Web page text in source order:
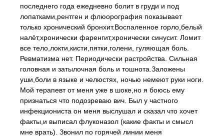
последнего года ежедневно болит в груди и под
лопатками,рентген и флюорография показывает
только хронический бронхит.Воспаленное горло,белый
налёт,хронически фаренгит,хронически синусит. Ломит
все тело,локти,кисти,пятки,голени, гуляющая боль.
Ревматизма нет. Периодически растройства. Сильная
головная и затылочная боль и тошнота.Заложены
уши,боли в языке и челюстях, ночью немеют руки ноги.
Мой терапевт от меня уже в шоке,но я боюсь ему
признаться что подозреваю вич. Был у частного
инфекциониста он меня выслушал и сказал что хочет
факты,и выписал флуконазол (какие факты и смысл
мне врать). Звонил по горячей линии меня